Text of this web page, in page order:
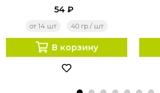
54 ₽
от 14 шт 40 гр / шт
В корзину